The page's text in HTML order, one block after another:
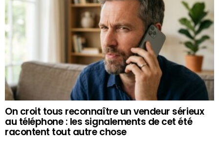
On croit tous reconnaître un vendeur sérieux
au téléphone : les signalements de cet été
racontent tout autre chose